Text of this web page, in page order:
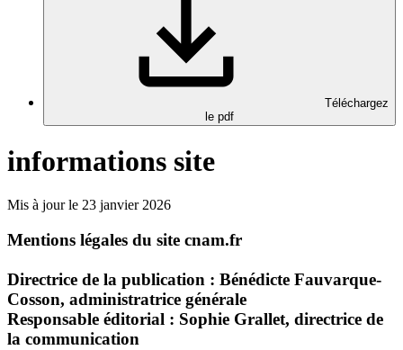
Téléchargez
le pdf
informations site
Mis à jour le 23 janvier 2026
Mentions légales du site cnam.fr
Directrice de la publication : Bénédicte Fauvarque-
Cosson, administratrice générale
Responsable éditorial : Sophie Grallet, directrice de
la communication